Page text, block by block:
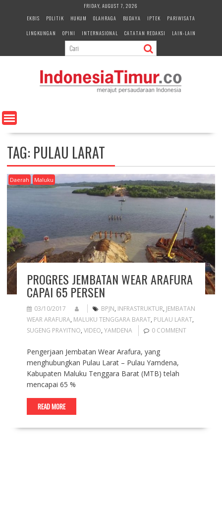
e
n
FRIDAY, AUGUST 7, 2026
EKBIS
POLITIK HUKUM OLAHRAGA BUDAYA IPTEK
PARIWISATA
LINGKUNGAN
OPINI INTERNASIONAL CATATAN REDAKSI LAIN-LAIN
TAG: PULAU LARAT
Daerah Maluku
PROGRES JEMBATAN WEAR ARAFURA
CAPAI 65 PERSEN
03/10/2017 BPJN, INFRASTRUKTUR, JEMBATAN
WEAR ARAFURA, MALUKU TENGGARA BARAT, PULAU LARAT,
SUGENG PRAYITNO, VIDEO, YAMDENA 0 COMMENT
Pengerjaan Jembatan Wear Arafura, yang
menghubungkan Pulau Larat – Pulau Yamdena,
Kabupaten Maluku Tenggara Barat (MTB) telah
mencapai 65 %
READ MORE